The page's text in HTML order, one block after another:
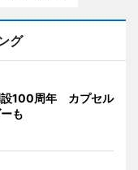
グ
設100周年 カプセル
も